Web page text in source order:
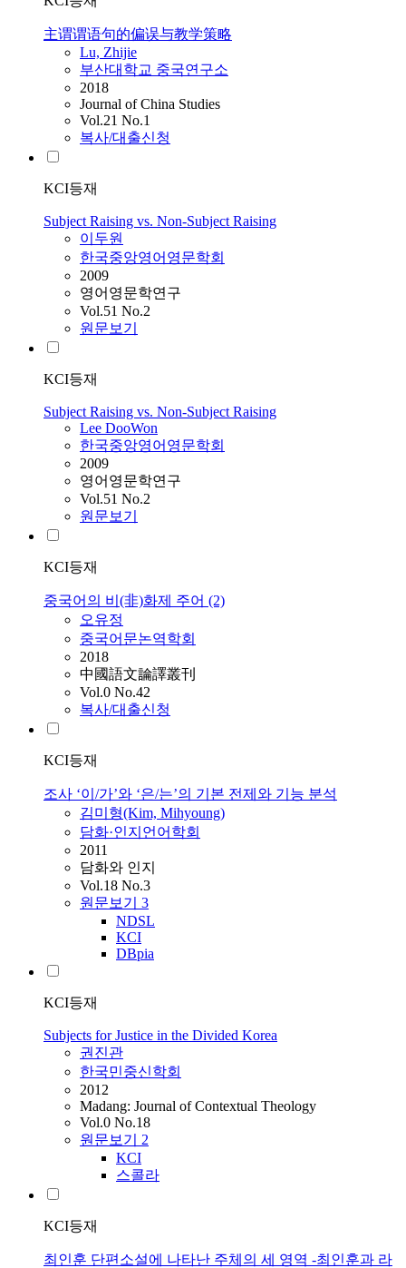
主谓谓语句的偏误与教学策略
Lu, Zhijie
부산대학교 중국연구소
2018
Journal of China Studies
Vol.21 No.1
복사/대출신청
KCI등재
Subject Raising vs. Non-Subject Raising
이두원
한국중앙영어영문학회
2009
영어영문학연구
Vol.51 No.2
원문보기
KCI등재
Subject Raising vs. Non-Subject Raising
Lee DooWon
한국중앙영어영문학회
2009
영어영문학연구
Vol.51 No.2
원문보기
KCI등재
중국어의 비(非)화제 주어 (2)
오유정
중국어문논역학회
2018
中國語文論譯叢刊
Vol.0 No.42
복사/대출신청
KCI등재
조사 ‘이/가’와 ‘은/는’의 기본 전제와 기능 분석
김미형(Kim, Mihyoung)
담화·인지언어학회
2011
담화와 인지
Vol.18 No.3
원문보기 3
NDSL
KCI
DBpia
KCI등재
Subjects for Justice in the Divided Korea
권진관
한국민중신학회
2012
Madang: Journal of Contextual Theology
Vol.0 No.18
원문보기 2
KCI
스콜라
KCI등재
최인훈 단편소설에 나타난 주체의 세 영역 -최인훈과 라